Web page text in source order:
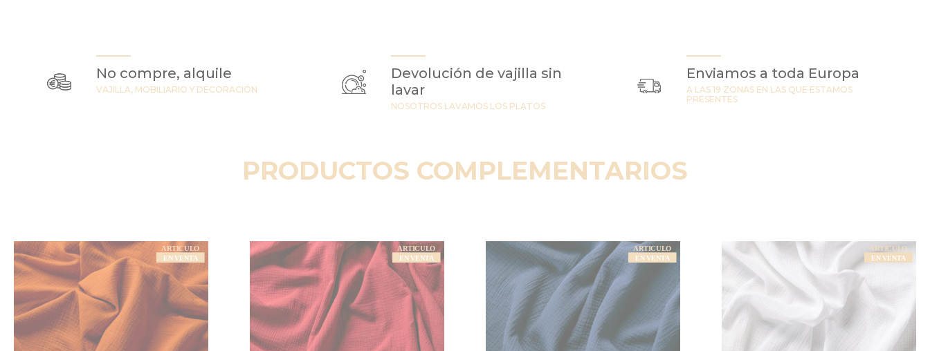
No compre, alquile
VAJILLA, MOBILIARIO Y DECORACIÓN
Devolución de vajilla sin
lavar
NOSOTROS LAVAMOS LOS PLATOS
Enviamos a toda Europa
A LAS 19 ZONAS EN LAS QUE ESTAMOS
PRESENTES
PRODUCTOS COMPLEMENTARIOS